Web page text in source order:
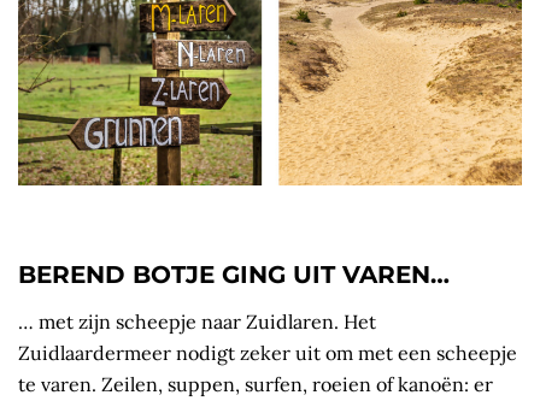
BEREND BOTJE GING UIT VAREN…
… met zijn scheepje naar Zuidlaren. Het
Zuidlaardermeer nodigt zeker uit om met een scheepje
te varen. Zeilen, suppen, surfen, roeien of kanoën: er